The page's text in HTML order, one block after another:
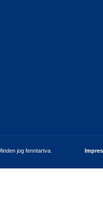
jog fenntartva.